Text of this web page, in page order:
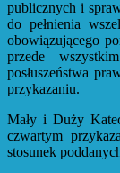
publicznych i
do pełnienia
obowiązującego
przede
posłuszeństwa
przykazaniu.
Mały i Duży
czwartym
stosunek